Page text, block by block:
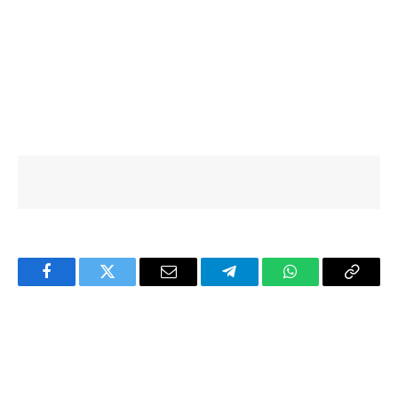
FacebookTwitter Email TelegramWhatsAppCopy